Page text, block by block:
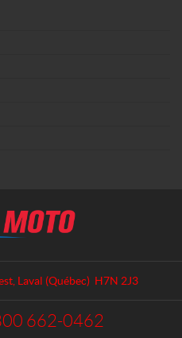
, Laval (Québec) H7N 2J3
662-0462